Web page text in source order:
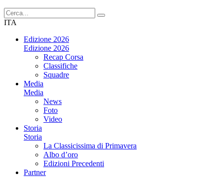
ITA
Edizione 2026
Edizione 2026
Recap Corsa
Classifiche
Squadre
Media
Media
News
Foto
Video
Storia
Storia
La Classicissima di Primavera
Albo d’oro
Edizioni Precedenti
Partner